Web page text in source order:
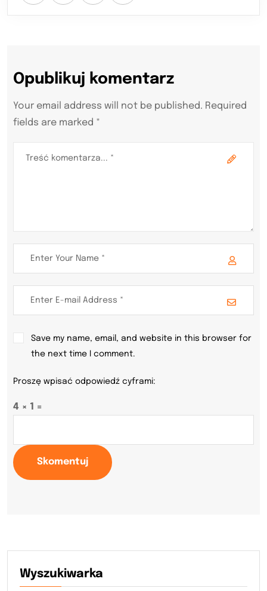
Opublikuj komentarz
Your email address will not be published. Required
fields are marked *
Save my name, email, and website in this browser for
the next time I comment.
Proszę wpisać odpowiedź cyframi:
4 × 1 =
Skomentuj
Wyszukiwarka